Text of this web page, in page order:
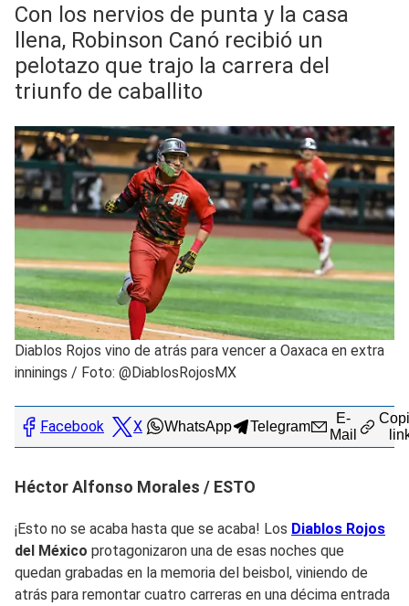
Con los nervios de punta y la casa
llena, Robinson Canó recibió un
pelotazo que trajo la carrera del
triunfo de caballito
Diablos Rojos vino de atrás para vencer a Oaxaca en extra
inninings / Foto: @DiablosRojosMX
Facebook X WhatsApp Telegram
E-
Mail
Héctor Alfonso Morales / ESTO
¡Esto no se acaba hasta que se acaba! Los Diablos Rojos
del México protagonizaron una de esas noches que
quedan grabadas en la memoria del beisbol, viniendo de
atrás para remontar cuatro carreras en una décima entrada